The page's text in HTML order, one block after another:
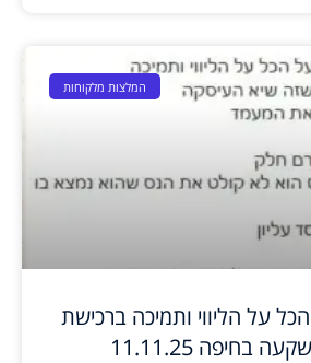
המלצות מלקוחות
על הליווי ותמיכה ברכישת
בחיפה 11.11.25